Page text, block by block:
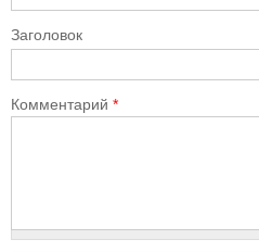
Заголовок
Комментарий *